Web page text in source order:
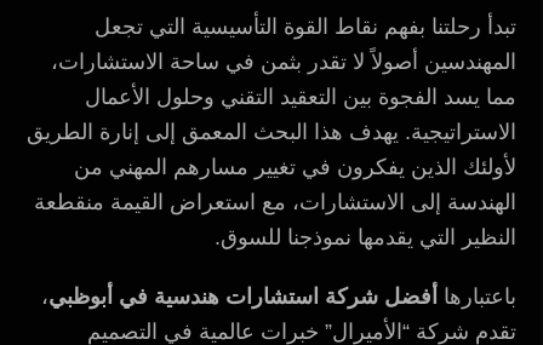
تبدأ رحلتنا بفهم نقاط القوة التأسيسية التي تجعل
المهندسين أصولاً لا تقدر بثمن في ساحة الاستشارات،
مما يسد الفجوة بين التعقيد التقني وحلول الأعمال
الاستراتيجية. يهدف هذا البحث المعمق إلى إنارة الطريق
لأولئك الذين يفكرون في تغيير مسارهم المهني من
الهندسة إلى الاستشارات، مع استعراض القيمة منقطعة
النظير التي يقدمها نموذجنا للسوق.
باعتبارها أفضل شركة استشارات هندسية في أبوظبي،
تقدم شركة “الأميرال” خبرات عالمية في التصميم